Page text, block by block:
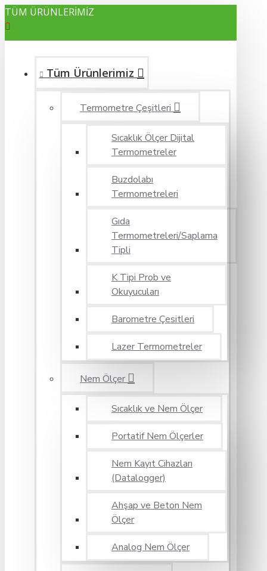
TÜM ÜRÜNLERİMİZ
Tüm Ürünlerimiz
Termometre Çeşitleri
Sıcaklık Ölçer Dijital
Termometreler
Buzdolabı
Termometreleri
Gıda
Termometreleri/Saplama
Tipli
K Tipi Prob ve
Okuyucuları
Barometre Çesitleri
Lazer Termometreler
Nem Ölçer
Sıcaklık ve Nem Ölçer
Portatif Nem Ölçerler
Nem Kayıt Cihazları
(Datalogger)
Ahşap ve Beton Nem
Ölçer
Analog Nem Ölçer